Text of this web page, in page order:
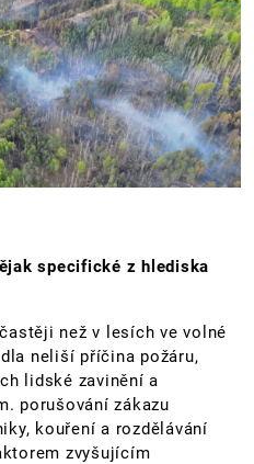
specifické z hlediska
než v lesích ve volné
neliší příčina požáru,
lidské zavinění a
porušování zákazu
kouření a rozdělávání
zvyšujícím